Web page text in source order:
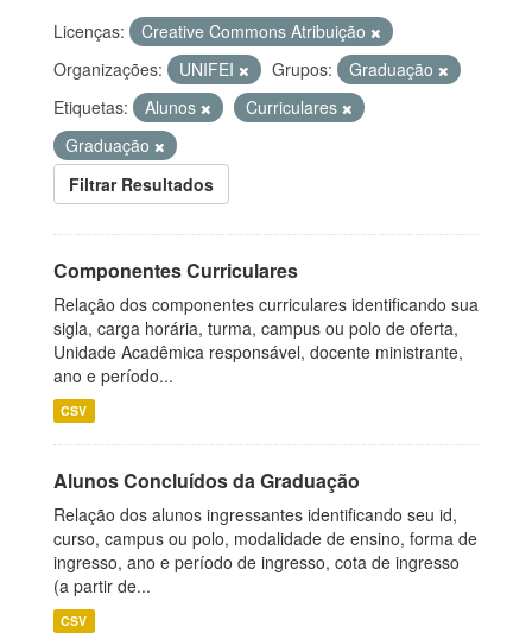
Licenças:
Creative Commons Atribuição
Organizações:
UNIFEI Grupos:
Graduação
Etiquetas:
Alunos
Curriculares
Graduação
Filtrar Resultados
Componentes Curriculares
Relação dos componentes curriculares identificando sua
sigla, carga horária, turma, campus ou polo de oferta,
Unidade Acadêmica responsável, docente ministrante,
ano e período...
CSV
Alunos Concluídos da Graduação
Relação dos alunos ingressantes identificando seu id,
curso, campus ou polo, modalidade de ensino, forma de
ingresso, ano e período de ingresso, cota de ingresso
(a partir de...
CSV